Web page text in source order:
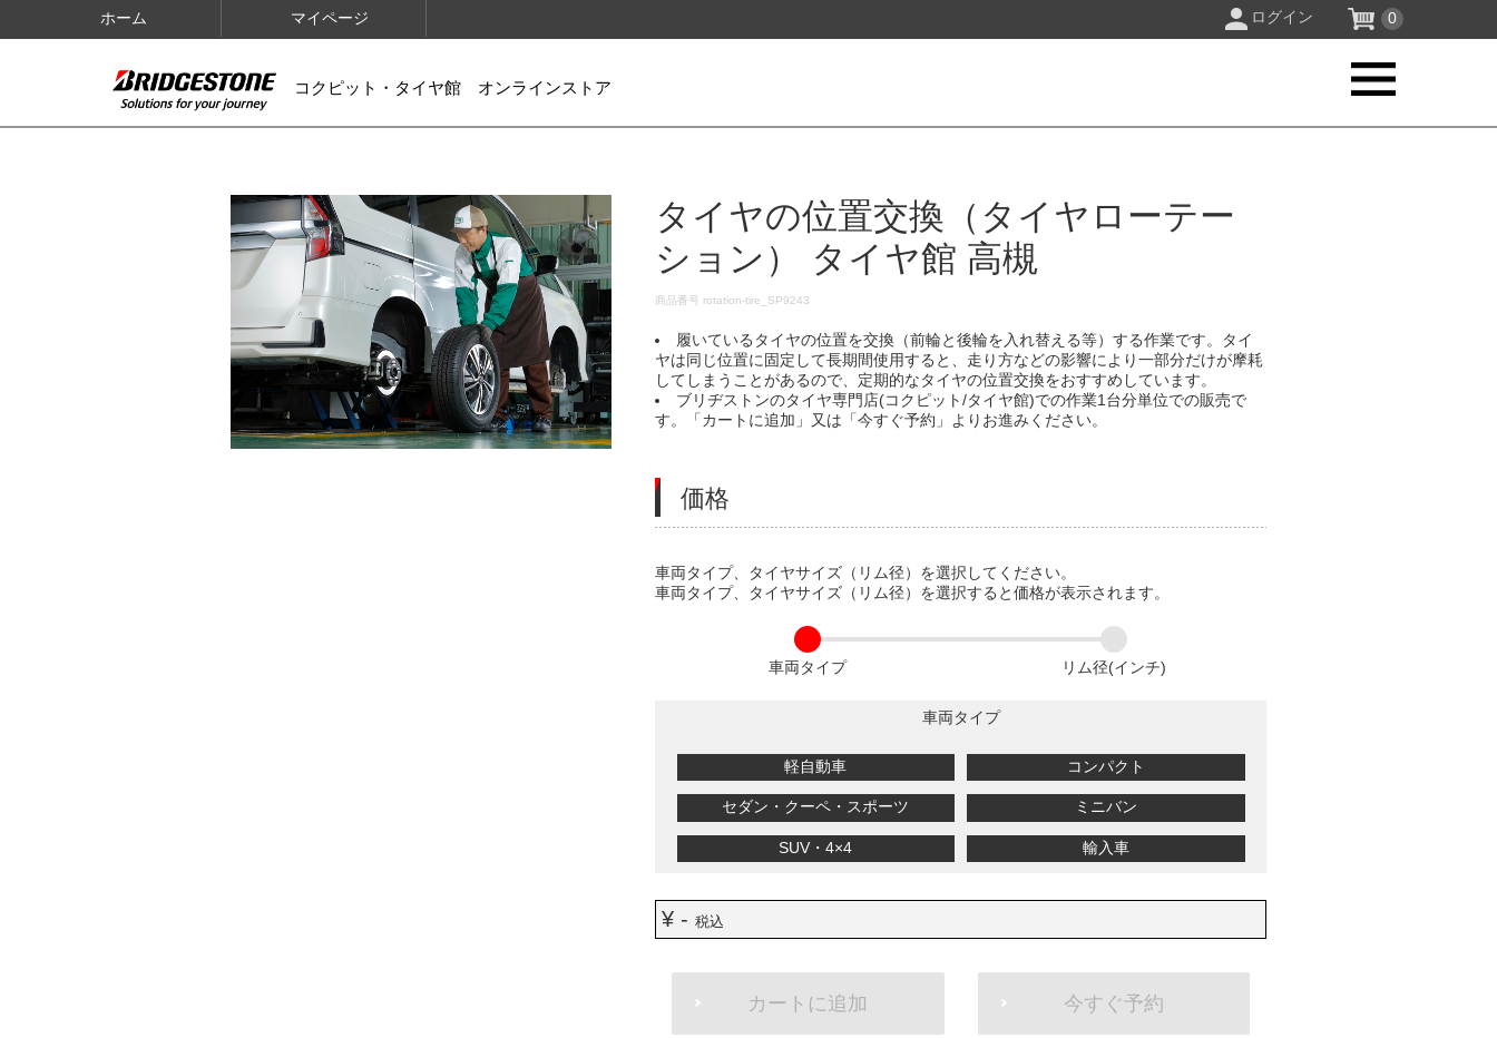
ホーム マイページ ログイン 0
コクピット・タイヤ館 オンラインストア
IMAGES
タイヤの位置交換（タイヤローテー
ション） タイヤ館 高槻
DETAILS
商品番号 rotation-tire_SP9243
履いているタイヤの位置を交換（前輪と後輪を入れ替える等）する作業です。タイ
ヤは同じ位置に固定して長期間使用すると、走り方などの影響により一部分だけが摩耗
してしまうことがあるので、定期的なタイヤの位置交換をおすすめしています。
ブリヂストンのタイヤ専門店(コクピット/タイヤ館)での作業1台分単位での販売で
す。「カートに追加」又は「今すぐ予約」よりお進みください。
価格
VARIATIONS
車両タイプ、タイヤサイズ（リム径）を選択してください。
車両タイプ、タイヤサイズ（リム径）を選択すると価格が表示されます。
車両タイプ リム径(インチ)
車両タイプ
軽自動車 コンパクト
セダン・クーペ・スポーツ ミニバン
SUV・4×4 輸入車
¥ -税込
カートに追加 今すぐ予約